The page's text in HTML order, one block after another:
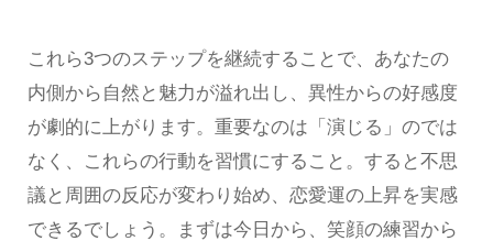
これら3つのステップを継続することで、あなたの
内側から自然と魅力が溢れ出し、異性からの好感度
が劇的に上がります。重要なのは「演じる」のでは
なく、これらの行動を習慣にすること。すると不思
議と周囲の反応が変わり始め、恋愛運の上昇を実感
できるでしょう。まずは今日から、笑顔の練習から